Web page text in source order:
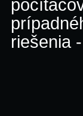
riešenia -